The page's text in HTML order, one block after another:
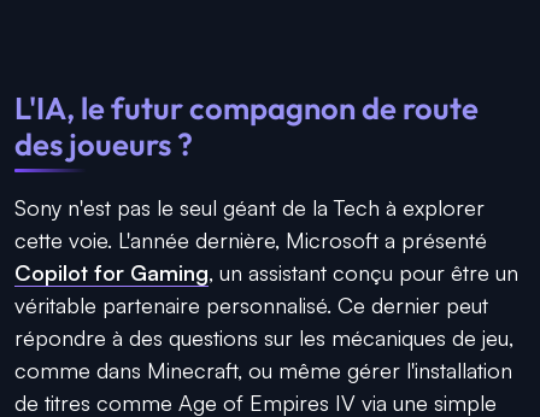
L'IA, le futur compagnon de route
des joueurs ?
Sony n'est pas le seul géant de la Tech à explorer
cette voie. L'année dernière, Microsoft a présenté
Copilot for Gaming, un assistant conçu pour être un
véritable partenaire personnalisé. Ce dernier peut
répondre à des questions sur les mécaniques de jeu,
comme dans Minecraft, ou même gérer l'installation
de titres comme Age of Empires IV via une simple